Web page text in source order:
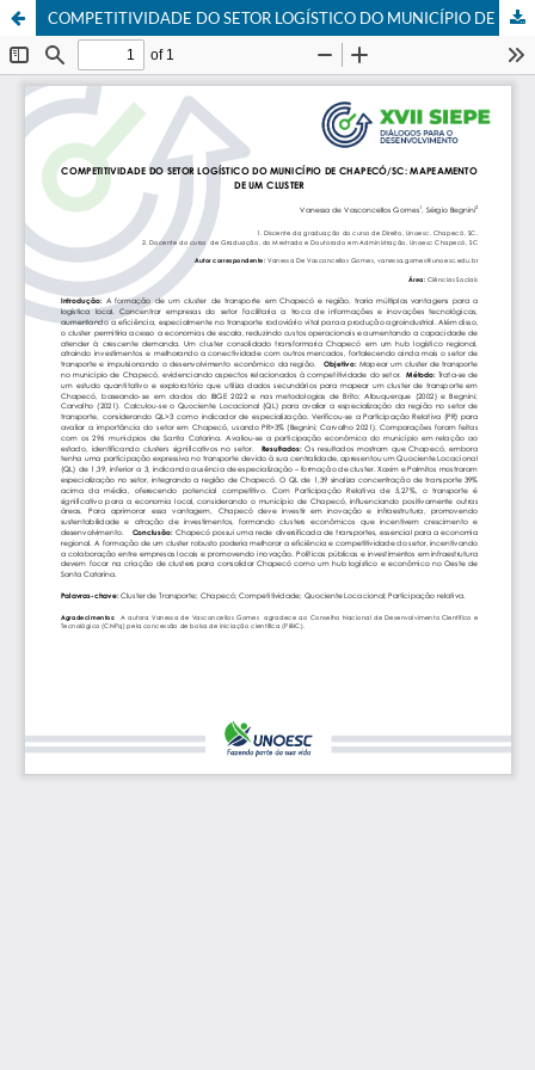
COMPETITIVIDADE DO SETOR LOGÍSTICO DO MUNICÍPIO DE CHAPECÓ/SC: MAPEAMENTO DE UM CLUSTER